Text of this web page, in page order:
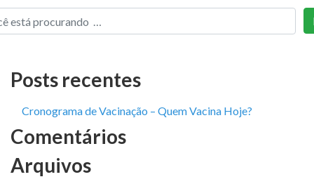
Posts recentes
Cronograma de Vacinação – Quem Vacina Hoje?
Comentários
Arquivos